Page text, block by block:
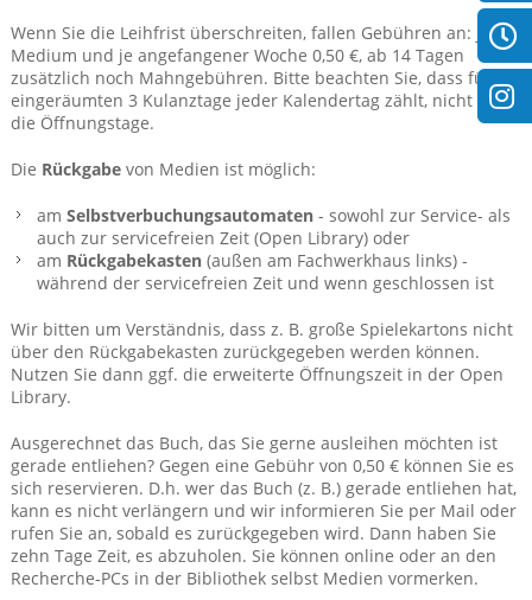
Wenn Sie die Leihfrist überschreiten, fallen Gebühren an: je
Medium und je angefangener Woche 0,50 €, ab 14 Tagen
zusätzlich noch Mahngebühren. Bitte beachten Sie, dass für die
eingeräumten 3 Kulanztage jeder Kalendertag zählt, nicht nur
die Öffnungstage.
Die Rückgabevon Medien ist möglich:
am Selbstverbuchungsautomaten- sowohl zur Service- als
auch zur servicefreien Zeit (Open Library) oder
am Rückgabekasten(außen am Fachwerkhaus links) -
während der servicefreien Zeit und wenn geschlossen ist
Wir bitten um Verständnis, dass z. B. große Spielekartons nicht
über den Rückgabekasten zurückgegeben werden können.
Nutzen Sie dann ggf. die erweiterte Öffnungszeit in der Open
Library.
Ausgerechnet das Buch, das Sie gerne ausleihen möchten ist
gerade entliehen? Gegen eine Gebühr von 0,50 € können Sie es
sich reservieren. D.h. wer das Buch (z. B.) gerade entliehen hat,
kann es nicht verlängern und wir informieren Sie per Mail oder
rufen Sie an, sobald es zurückgegeben wird. Dann haben Sie
zehn Tage Zeit, es abzuholen. Sie können online oder an den
Recherche-PCs in der Bibliothek selbst Medien vormerken.